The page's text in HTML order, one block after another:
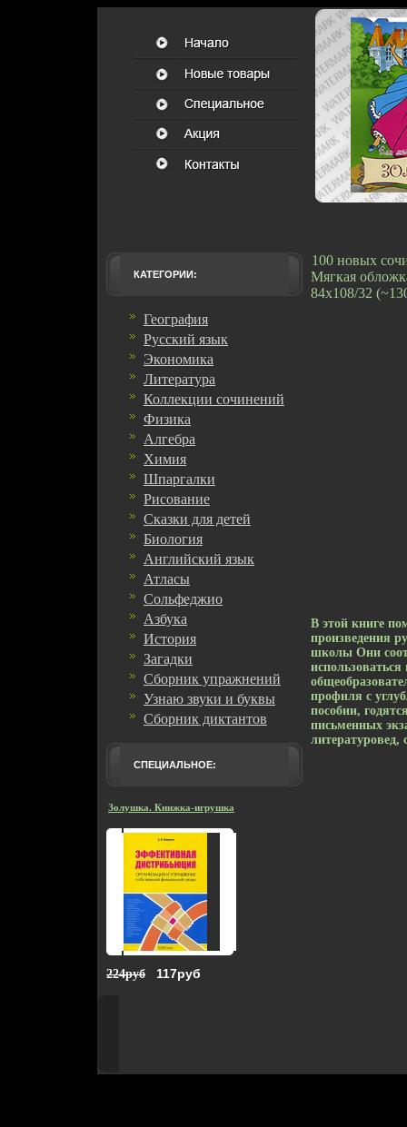
КАТЕГОРИИ:
География
Русский язык
Экономика
Литература
Коллекции сочинений
Физика
Алгебра
Химия
Шпаргалки
Рисование
Сказки для детей
Биология
Английский язык
Атласы
Сольфеджио
Азбука
История
Загадки
Сборник упражнений
Узнаю звуки и буквы
Сборник диктантов
СПЕЦИАЛЬНОЕ:
Золушка. Книжка-игрушка
224руб 117руб
100 новых
Мягкая
84x108/32
В этой книге
произведения
школы Они
профиля с
пособии,
письменных
литературовед,